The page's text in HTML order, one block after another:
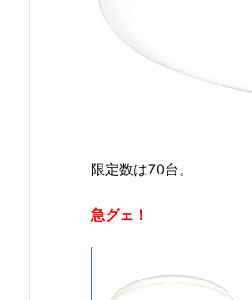
限定数は70台。
急グェ！